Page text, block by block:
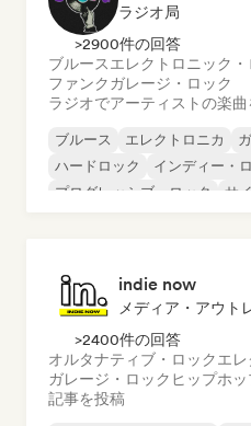
ラジオ局
>2900件の回答
ブルースエレクトロニック・
ファンクガレージ・ロック
ラジオでアーティストの楽曲
ブルース エレクトロニカ
ハードロック
インディー・
プログレッシブ・ロック
サ
indie now
メディア・アウト
>2400件の回答
オルタナティブ・ロックエ
ガレージ・ロック ヒップホッ
記事を投稿